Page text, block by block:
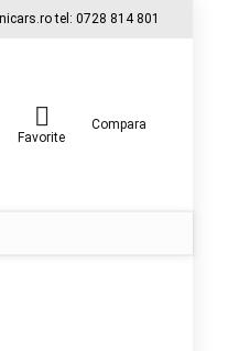
tel: 0728 814 801
Favorite
Compara